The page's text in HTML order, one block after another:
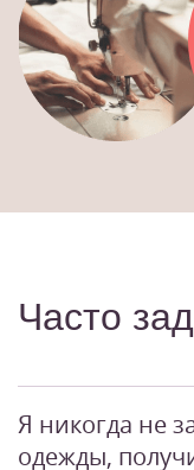
Часто
Я никогда не
одежды,